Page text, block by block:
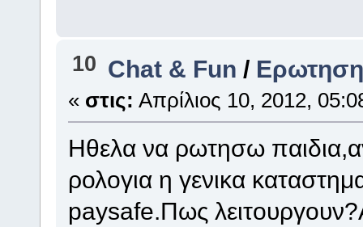
10 Chat & Fun /
« στις: Απρίλιος 10, 2012,
Hθελα να ρωτησω
ρολογια η γενικα
paysafe.Πως